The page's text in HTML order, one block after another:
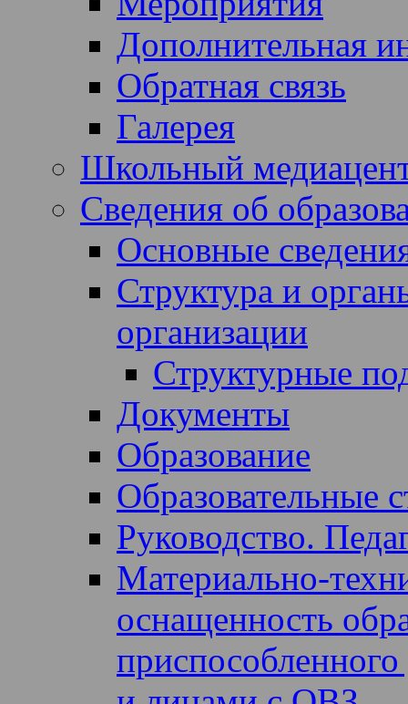
Дополнительная
Обратная связь
Галерея
Школьный
Сведения об
Основные
Структура и
организации
Структурные
Документы
Образование
Образовательные
Руководство.
Материально-
оснащенность